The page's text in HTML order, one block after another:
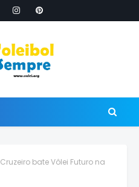
Cruzeiro bate Vôlei Futuro na